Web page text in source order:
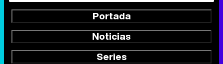
Portada
Noticias
Series